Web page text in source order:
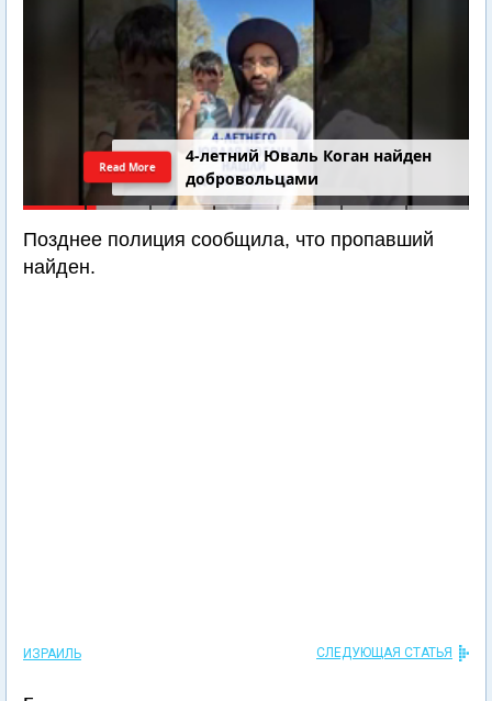
4-летний Юваль Коган найден
добровольцами
Read More
Позднее полиция сообщила, что пропавший
найден.
ИЗРАИЛЬ СЛЕДУЮЩАЯ СТАТЬЯ